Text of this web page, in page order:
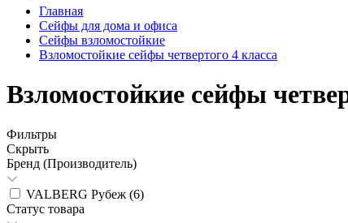
Главная
Сейфы для дома и офиса
Сейфы взломостойкие
Взломостойкие сейфы четвертого 4 класса
Взломостойкие сейфы
Фильтры
Скрыть
Бренд (Производитель)
VALBERG Рубеж (6)
Статус товара